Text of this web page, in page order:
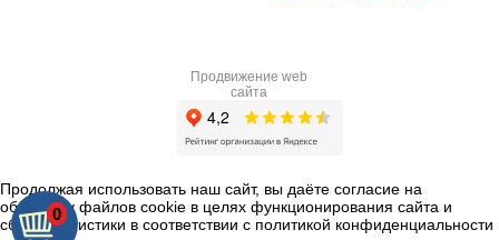
0
Продвижение web
сайта
Продолжая использовать наш сайт, вы даёте согласие на
обработку файлов cookie в целях функционирования сайта и
сбора статистики в соответствии с политикой конфиденциальности